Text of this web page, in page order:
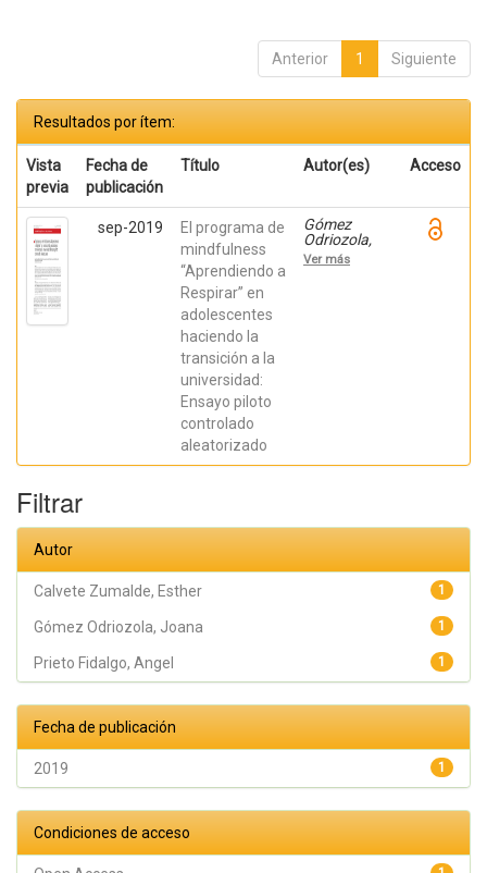
Anterior 1 Siguiente
Resultados por ítem:
Vista
previa
Fecha de
publicación
Título Autor(es) Acceso
sep-2019
El programa de
mindfulness
“Aprendiendo a
Respirar” en
adolescentes
haciendo la
transición a la
universidad:
Ensayo piloto
controlado
aleatorizado
Gómez
Odriozola,
Joana;
Calvete
Ver más
Filtrar
Autor
1
Calvete Zumalde, Esther
1
Gómez Odriozola, Joana
1
Prieto Fidalgo, Angel
Fecha de publicación
1
2019
Condiciones de acceso